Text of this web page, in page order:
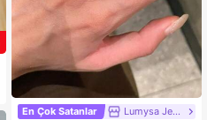
En Çok Satanlar Lumysa Jewelry